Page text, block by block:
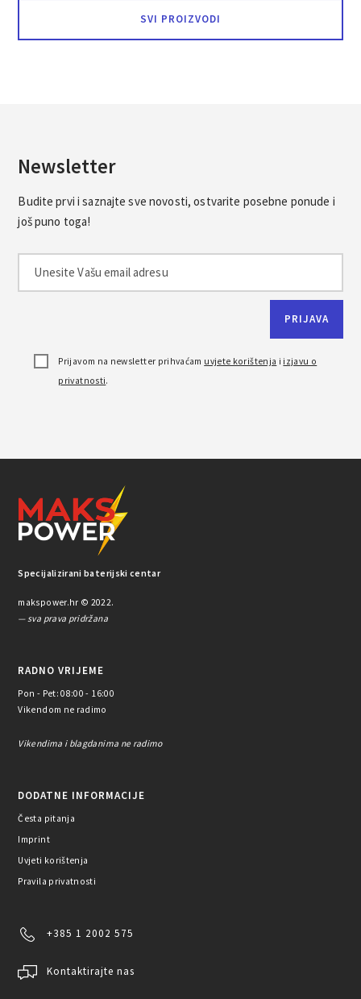
SVI PROIZVODI
Newsletter
Budite prvi i saznajte sve novosti, ostvarite posebne ponude i
još puno toga!
Prijavom na newsletter prihvaćam uvjete korištenja i izjavu o
privatnosti.
Specijalizirani baterijski centar
makspower.hr © 2022.
— sva prava pridržana
RADNO VRIJEME
Pon - Pet: 08:00 - 16:00
Vikendom ne radimo
Vikendima i blagdanima ne radimo
DODATNE INFORMACIJE
Česta pitanja
Imprint
Uvjeti korištenja
Pravila privatnosti
+385 1 2002 575
Kontaktirajte nas